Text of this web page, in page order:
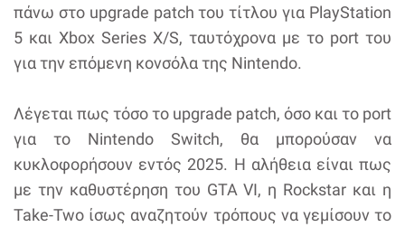
πάνω στο upgrade patch του τίτλου για PlayStation
5 και Xbox Series X/S, ταυτόχρονα με το port του
για την επόμενη κονσόλα της Nintendo.
Λέγεται πως τόσο το upgrade patch, όσο και το port
για το Nintendo Switch, θα μπορούσαν να
κυκλοφορήσουν εντός 2025. Η αλήθεια είναι πως
με την καθυστέρηση του GTA VI, η Rockstar και η
Take-Two ίσως αναζητούν τρόπους να γεμίσουν το